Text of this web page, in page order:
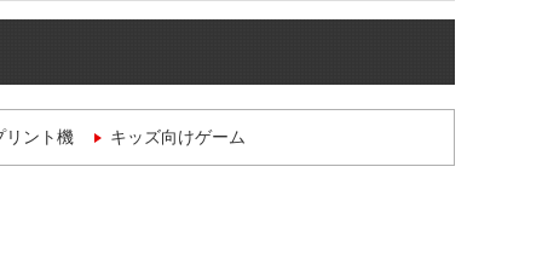
リント機 キッズ向けゲーム